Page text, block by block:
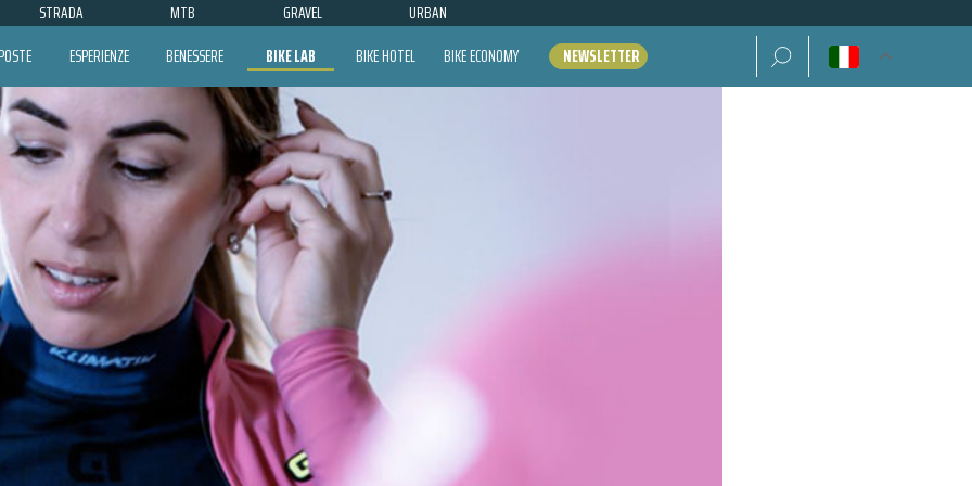
STRADA MTB GRAVEL URBAN
ESPERIENZE BENESSERE BIKE LAB BIKE HOTEL BIKE ECONOMY NEWSLETTER Ricerca per: